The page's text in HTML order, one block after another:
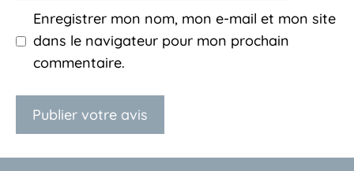
Enregistrer mon nom, mon e-mail et mon site
dans le navigateur pour mon prochain
commentaire.